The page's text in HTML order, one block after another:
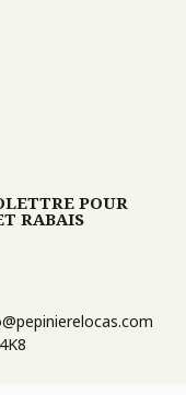
POUR
RABAIS